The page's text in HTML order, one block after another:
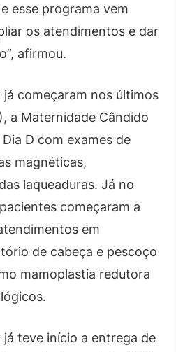
esse programa vem
os atendimentos e dar
afirmou.
começaram nos últimos
a Maternidade Cândido
D com exames de
magnéticas,
laqueaduras. Já no
começaram a
em
de cabeça e pescoço
mamoplastia redutora
teve início a entrega de